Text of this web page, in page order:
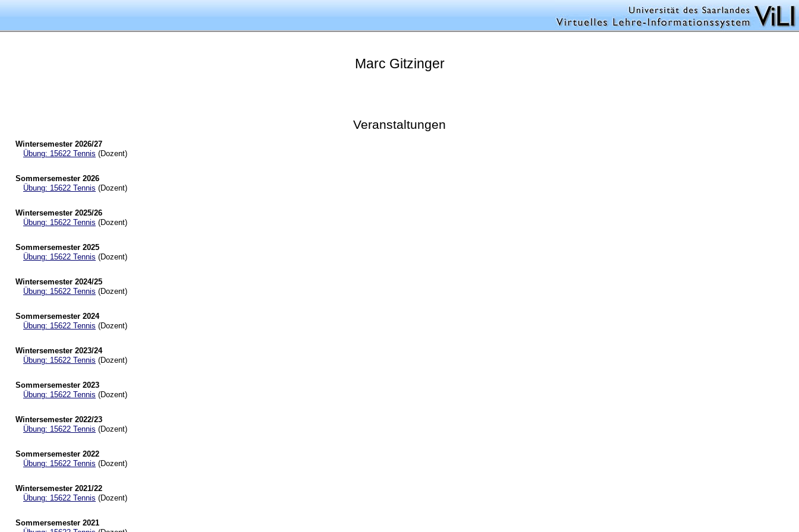
Marc Gitzinger
Veranstaltungen
Wintersemester 2026/27
Übung: 15622 Tennis (Dozent)
Sommersemester 2026
Übung: 15622 Tennis (Dozent)
Wintersemester 2025/26
Übung: 15622 Tennis (Dozent)
Sommersemester 2025
Übung: 15622 Tennis (Dozent)
Wintersemester 2024/25
Übung: 15622 Tennis (Dozent)
Sommersemester 2024
Übung: 15622 Tennis (Dozent)
Wintersemester 2023/24
Übung: 15622 Tennis (Dozent)
Sommersemester 2023
Übung: 15622 Tennis (Dozent)
Wintersemester 2022/23
Übung: 15622 Tennis (Dozent)
Sommersemester 2022
Übung: 15622 Tennis (Dozent)
Wintersemester 2021/22
Übung: 15622 Tennis (Dozent)
Sommersemester 2021